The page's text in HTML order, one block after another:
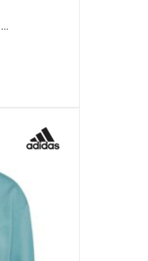
BLUZA DAMSKA ADIDAS U4U SOFT KNIT SWE GRANATOWA GS3880